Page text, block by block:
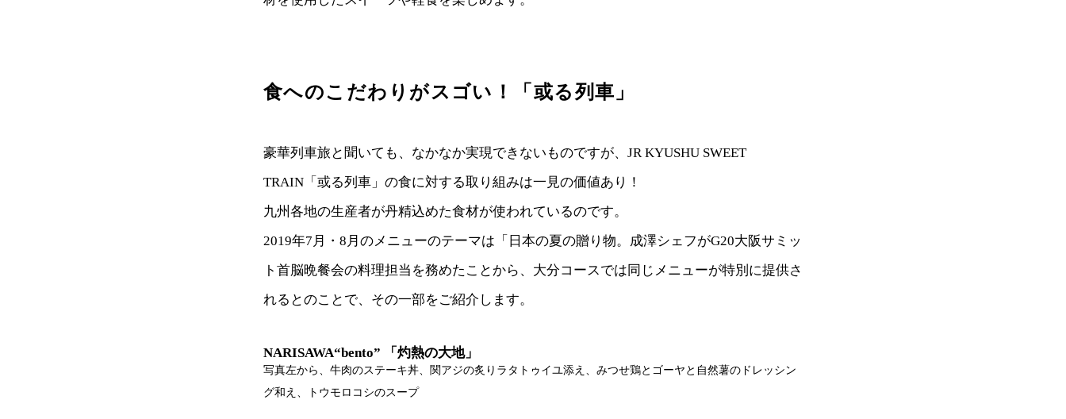
食へのこだわりがスゴい！「或る列車」
豪華列車旅と聞いても、なかなか実現できないものですが、JR KYUSHU SWEET
TRAIN「或る列車」の食に対する取り組みは一見の価値あり！
九州各地の生産者が丹精込めた食材が使われているのです。
2019年7月・8月のメニューのテーマは「日本の夏の贈り物。成澤シェフがG20大阪サミッ
ト首脳晩餐会の料理担当を務めたことから、大分コースでは同じメニューが特別に提供さ
れるとのことで、その一部をご紹介します。
NARISAWA“bento” 「灼熱の大地」
写真左から、牛肉のステーキ丼、関アジの炙りラタトゥイユ添え、みつせ鶏とゴーヤと自然薯のドレッシン
グ和え、トウモロコシのスープ